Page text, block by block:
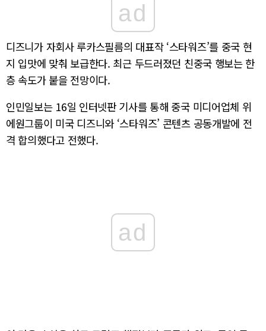
ad
디즈니가 자회사 루카스필름의 대표작 ‘스타워즈’를 중국 현
지 입맛에 맞춰 보급한다. 최근 두드러졌던 친중국 행보는 한
층 속도가 붙을 전망이다.
인민일보는 16일 인터넷판 기사를 통해 중국 미디어업체 위
에원그룹이 미국 디즈니와 ‘스타워즈’ 콘텐츠 공동개발에 전
격 합의했다고 전했다.
ad